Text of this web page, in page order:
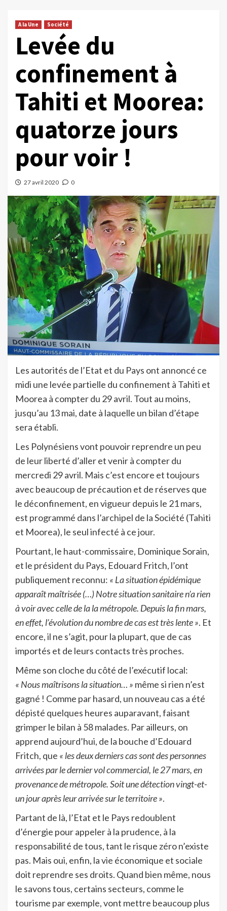
A la Une Société
Levée du
confinement à
Tahiti et Moorea:
quatorze jours
pour voir !
27 avril 2020 0
Les autorités de l’Etat et du Pays ont annoncé ce
midi une levée partielle du confinement à Tahiti et
Moorea à compter du 29 avril. Tout au moins,
jusqu’au 13 mai, date à laquelle un bilan d’étape
sera établi.
Les Polynésiens vont pouvoir reprendre un peu
de leur liberté d’aller et venir à compter du
mercredi 29 avril. Mais c’est encore et toujours
avec beaucoup de précaution et de réserves que
le déconfinement, en vigueur depuis le 21 mars,
est programmé dans l’archipel de la Société (Tahiti
et Moorea), le seul infecté à ce jour.
Pourtant, le haut-commissaire, Dominique Sorain,
et le président du Pays, Edouard Fritch, l’ont
publiquement reconnu: « La situation épidémique
apparaît maîtrisée (…) Notre situation sanitaire n’a rien
à voir avec celle de la la métropole. Depuis la fin mars,
en effet, l’évolution du nombre de cas est très lente ». Et
encore, il ne s’agit, pour la plupart, que de cas
importés et de leurs contacts très proches.
Même son cloche du côté de l’exécutif local:
« Nous maîtrisons la situation… » même si rien n’est
gagné ! Comme par hasard, un nouveau cas a été
dépisté quelques heures auparavant, faisant
grimper le bilan à 58 malades. Par ailleurs, on
apprend aujourd’hui, de la bouche d’Edouard
Fritch, que « les deux derniers cas sont des personnes
arrivées par le dernier vol commercial, le 27 mars, en
provenance de métropole. Soit une détection vingt-et-
un jour après leur arrivée sur le territoire ».
Partant de là, l’Etat et le Pays redoublent
d’énergie pour appeler à la prudence, à la
responsabilité de tous, tant le risque zéro n’existe
pas. Mais oui, enfin, la vie économique et sociale
doit reprendre ses droits. Quand bien même, nous
le savons tous, certains secteurs, comme le
tourisme par exemple, vont mettre beaucoup plus